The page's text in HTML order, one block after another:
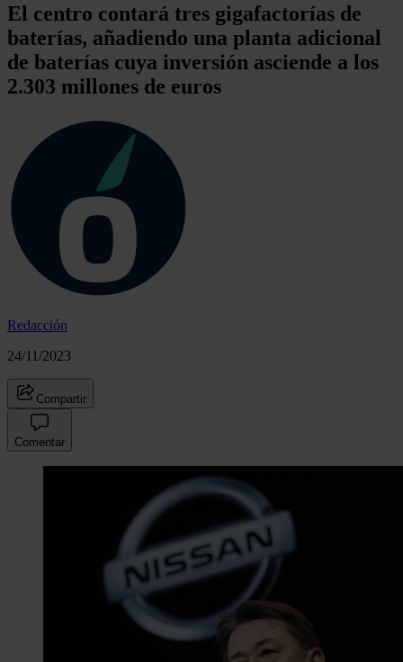
El centro contará tres gigafactorías de
baterías, añadiendo una planta adicional
de baterías cuya inversión asciende a los
2.303 millones de euros
Redacción
24/11/2023
Compartir
Comentar